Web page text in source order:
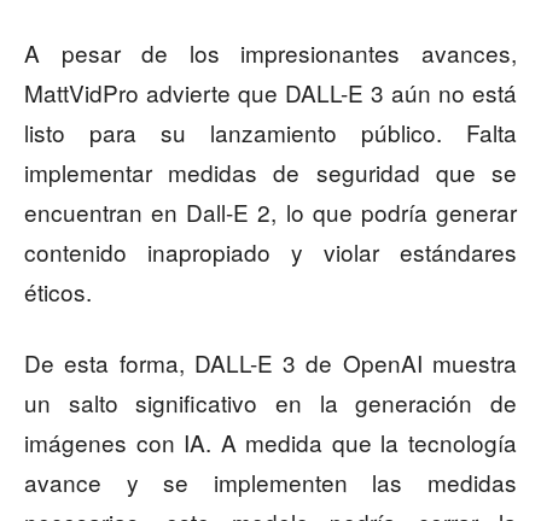
A pesar de los impresionantes avances,
MattVidPro advierte que DALL-E 3 aún no está
listo para su lanzamiento público. Falta
implementar medidas de seguridad que se
encuentran en Dall-E 2, lo que podría generar
contenido inapropiado y violar estándares
éticos.
De esta forma, DALL-E 3 de OpenAI muestra
un salto significativo en la generación de
imágenes con IA. A medida que la tecnología
avance y se implementen las medidas